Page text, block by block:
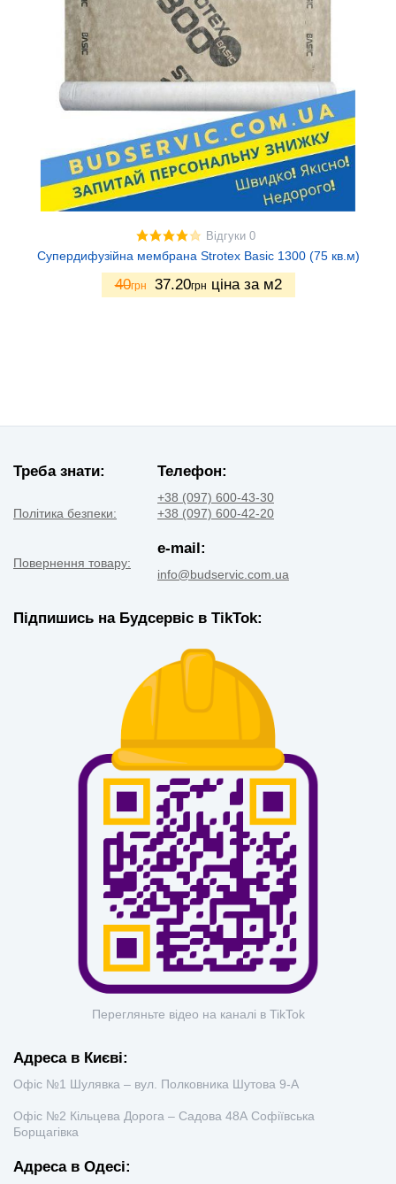
Відгуки 0
Супердифузійна мембрана Strotex Basic 1300 (75 кв.м)
40грн 37.20грн ціна за м2
Треба знати:
Політика безпеки:
Повернення товару:
Телефон:
+38 (097) 600-43-30
+38 (097) 600-42-20
e-mail:
info@budservic.com.ua
Підпишись на Будсервіс в TikTok:
Перегляньте відео на каналі в TikTok
Адреса в Києві:
Офіс №1 Шулявка – вул. Полковника Шутова 9-А
Офіс №2 Кільцева Дорога – Садова 48А Софіївська
Борщагівка
Адреса в Одесі: